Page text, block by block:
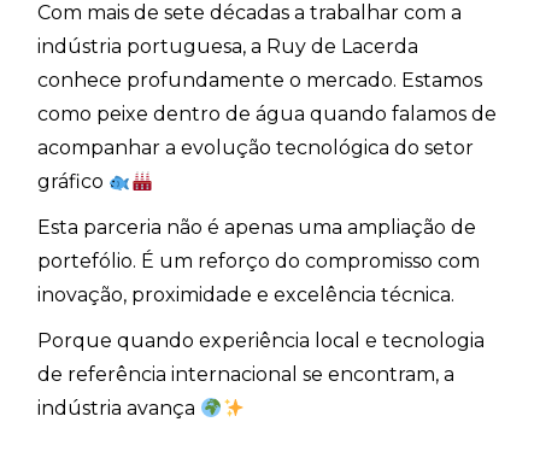
Com mais de sete décadas a trabalhar com a
indústria portuguesa, a Ruy de Lacerda
conhece profundamente o mercado. Estamos
como peixe dentro de água quando falamos de
acompanhar a evolução tecnológica do setor
gráfico
Esta parceria não é apenas uma ampliação de
portefólio. É um reforço do compromisso com
inovação, proximidade e excelência técnica.
Porque quando experiência local e tecnologia
de referência internacional se encontram, a
indústria avança